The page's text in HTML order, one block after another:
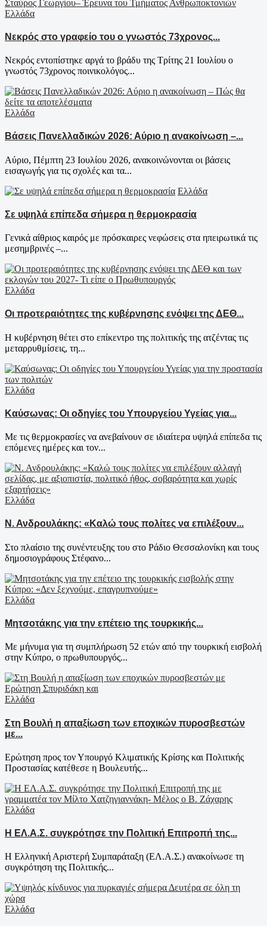
Ελλάδα
Νεκρός στο γραφείο του ο γνωστός 73χρονος...
Νεκρός εντοπίστηκε αργά το βράδυ της Τρίτης 21 Ιουλίου ο
γνωστός 73χρονος ποινικολόγος...
Ελλάδα
Βάσεις Πανελλαδικών 2026: Αύριο η ανακοίνωση –...
Αύριο, Πέμπτη 23 Ιουλίου 2026, ανακοινώνονται οι βάσεις
εισαγωγής για τις σχολές και τα...
Ελλάδα
Σε υψηλά επίπεδα σήμερα η θερμοκρασία
Γενικά αίθριος καιρός με πρόσκαιρες νεφώσεις στα ηπειρωτικά τις
μεσημβρινές –...
Ελλάδα
Οι προτεραιότητες της κυβέρνησης ενόψει της ΔΕΘ...
Η κυβέρνηση θέτει στο επίκεντρο της πολιτικής της ατζέντας τις
μεταρρυθμίσεις, τη...
Ελλάδα
Καύσωνας: Οι οδηγίες του Υπουργείου Υγείας για...
Με τις θερμοκρασίες να ανεβαίνουν σε ιδιαίτερα υψηλά επίπεδα τις
επόμενες ημέρες και τον...
Ελλάδα
Ν. Ανδρουλάκης: «Καλώ τους πολίτες να επιλέξουν...
Στο πλαίσιο της συνέντευξης του στο Ράδιο Θεσσαλονίκη και τους
δημοσιογράφους Στέφανο...
Ελλάδα
Μητσοτάκης για την επέτειο της τουρκικής...
Με μήνυμα για τη συμπλήρωση 52 ετών από την τουρκική εισβολή
στην Κύπρο, ο πρωθυπουργός...
Ελλάδα
Στη Βουλή η απαξίωση των εποχικών πυροσβεστών
με...
Ερώτηση προς τον Υπουργό Κλιματικής Κρίσης και Πολιτικής
Προστασίας κατέθεσε η Βουλευτής...
Ελλάδα
Η ΕΛ.Α.Σ. συγκρότησε την Πολιτική Επιτροπή της...
Η Ελληνική Αριστερή Συμπαράταξη (ΕΛ.Α.Σ.) ανακοίνωσε τη
συγκρότηση της Πολιτικής...
Ελλάδα